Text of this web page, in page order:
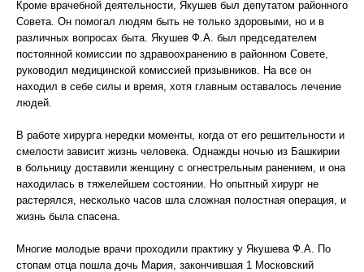
Кроме врачебной деятельности, Якушев был депутатом районного
Совета. Он помогал людям быть не только здоровыми, но и в
различных вопросах быта. Якушев Ф.А. был председателем
постоянной комиссии по здравоохранению в районном Совете,
руководил медицинской комиссией призывников. На все он
находил в себе силы и время, хотя главным оставалось лечение
людей.
В работе хирурга нередки моменты, когда от его решительности и
смелости зависит жизнь человека. Однажды ночью из Башкирии
в больницу доставили женщину с огнестрельным ранением, и она
находилась в тяжелейшем состоянии. Но опытный хирург не
растерялся, несколько часов шла сложная полостная операция, и
жизнь была спасена.
Многие молодые врачи проходили практику у Якушева Ф.А. По
стопам отца пошла дочь Мария, закончившая 1 Московский